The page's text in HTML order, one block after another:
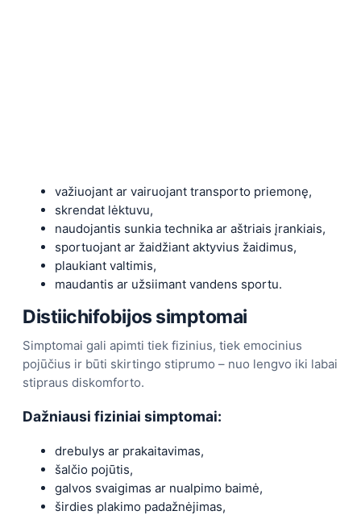
važiuojant ar vairuojant transporto priemonę,
skrendat lėktuvu,
naudojantis sunkia technika ar aštriais įrankiais,
sportuojant ar žaidžiant aktyvius žaidimus,
plaukiant valtimis,
maudantis ar užsiimant vandens sportu.
Distiichifobijos simptomai
Simptomai gali apimti tiek fizinius, tiek emocinius
pojūčius ir būti skirtingo stiprumo – nuo lengvo iki labai
stipraus diskomforto.
Dažniausi fiziniai simptomai:
drebulys ar prakaitavimas,
šalčio pojūtis,
galvos svaigimas ar nualpimo baimė,
širdies plakimo padažnėjimas,